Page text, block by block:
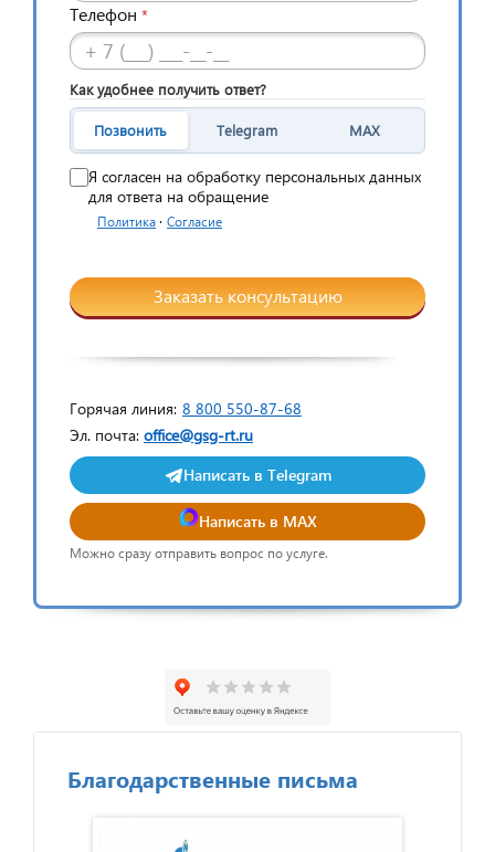
Телефон *
Как удобнее получить ответ?
Позвонить Telegram MAX
Я согласен на обработку персональных данных
для ответа на обращение
Политика · Согласие
Заказать консультацию
Горячая линия: 8 800 550-87-68
Эл. почта: office@gsg-rt.ru
Написать в Telegram
Написать в MAX
Можно сразу отправить вопрос по услуге.
Благодарственные письма